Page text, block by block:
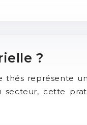
?
thés représente
cette